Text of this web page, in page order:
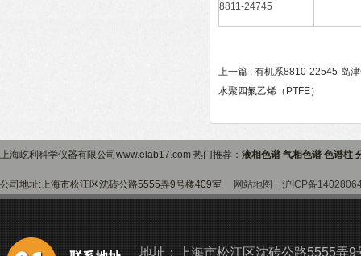
8811-24745
上一篇 : 有机系8810-22545-岛
水聚四氟乙烯（PTFE）
上海屹利科学仪器有限公司www.elab17.com 热门推荐： 液相色谱 气相色谱 色谱柱
公司地址:上海市松江区沈砖公路5555弄9号楼409室 网站地图 沪ICP备
地址：上海市松江区沈砖公路5555弄9